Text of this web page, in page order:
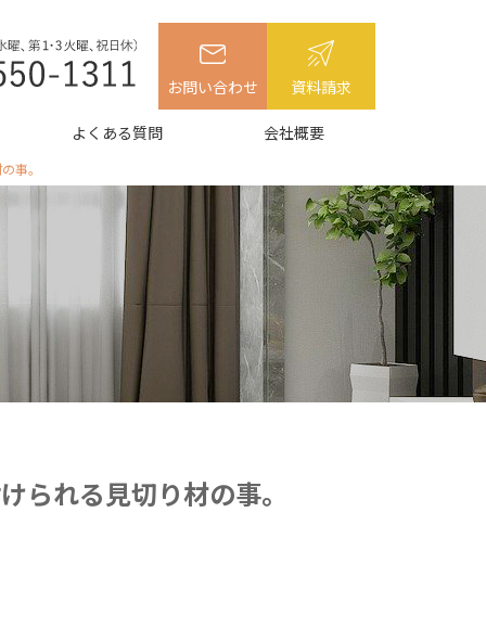
お問い合わせ 資料請求
よくある質問 会社概要
事。
られる見切り材の事。